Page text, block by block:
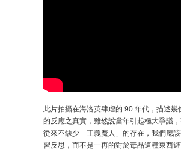
此片拍攝在海洛英肆虐的 90 年代，描述幾
的反應之真實，雖然說當年引起極大爭議
從來不缺少「正義魔人」的存在，我們應
習反思，而不是一再的對於毒品這種東西